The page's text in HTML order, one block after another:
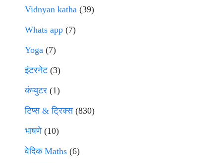
Vidnyan katha (39)
Whats app (7)
Yoga (7)
इंटरनेट(3)
कंप्युटर (1)
टिप्स & ट्रिक्स(830)
भाषणे(10)
वेदिक Maths (6)